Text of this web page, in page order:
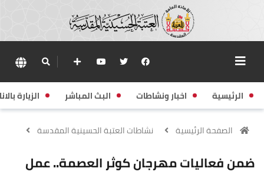
الرئيسية اخبار ونشاطات البث المباشر الزيارة
الصفحة الرئيسية نشاطات العتبة الحسينية المقدسة
ضمن فعاليات مهرجان كوثر العصمة.. عمل